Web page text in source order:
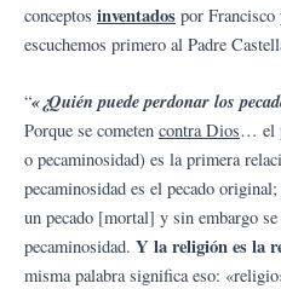
conceptos inventados por
escuchemos primero al Padre
“«¿Quién puede perdonar los
Porque se cometen contra Dios… el
o pecaminosidad) es la primera
pecaminosidad es el pecado
un pecado [mortal] y sin embargo
pecaminosidad. Y la religión es la
misma palabra significa eso: